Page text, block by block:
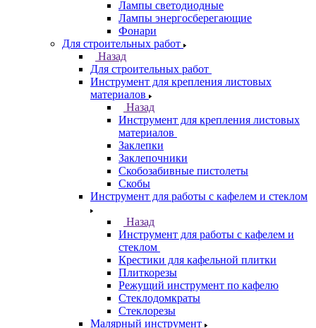
Лампы светодиодные
Лампы энергосберегающие
Фонари
Для строительных работ
Назад
Для строительных работ
Инструмент для крепления листовых
материалов
Назад
Инструмент для крепления листовых
материалов
Заклепки
Заклепочники
Скобозабивные пистолеты
Скобы
Инструмент для работы с кафелем и стеклом
Назад
Инструмент для работы с кафелем и
стеклом
Крестики для кафельной плитки
Плиткорезы
Режущий инструмент по кафелю
Стеклодомкраты
Стеклорезы
Малярный инструмент